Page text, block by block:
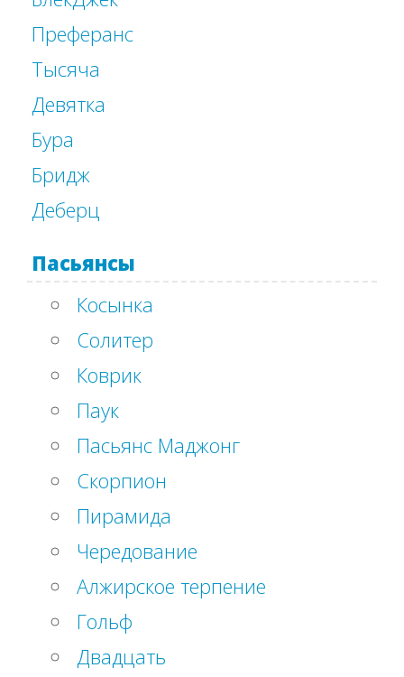
Преферанс
Тысяча
Девятка
Бура
Бридж
Деберц
Пасьянсы
Косынка
Солитер
Коврик
Паук
Пасьянс Маджонг
Скорпион
Пирамида
Чередование
Алжирское терпение
Гольф
Двадцать